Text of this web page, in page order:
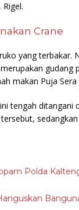
Crane
yang terbakar.
gudang
makan Puja
tengah ditangani
Polda